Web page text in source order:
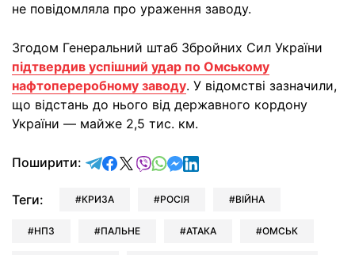
не повідомляла про ураження заводу.
Згодом Генеральний штаб Збройних Сил України
підтвердив успішний удар по Омському
нафтопереробному заводу. У відомстві зазначили,
що відстань до нього від державного кордону
України — майже 2,5 тис. км.
Поширити: відправити у Telegram
поділитись у Facebook
поділитись у X
відправити у Viber
відправити у Whatsapp
відправити у Messenger
відправити у LinkedIn
Теги: КРИЗА РОСІЯ ВІЙНА
НПЗ ПАЛЬНЕ АТАКА ОМСЬК